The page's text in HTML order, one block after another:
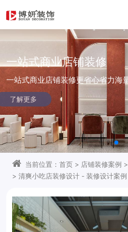
一站式商业店铺装修
一站式商业店铺装修更省心省力海
了解更多
当前位置：首页 > 店铺装修案例
>清爽小吃店装修设计 - 装修设计案例